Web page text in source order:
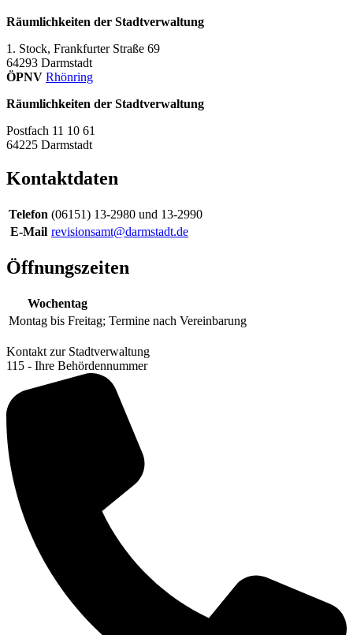
Räumlichkeiten der Stadtverwaltung
1. Stock, Frankfurter Straße 69
64293 Darmstadt
ÖPNV Rhönring
Räumlichkeiten der Stadtverwaltung
Postfach 11 10 61
64225 Darmstadt
Kontaktdaten
Telefon (06151) 13-2980 und 13-2990
E-Mail revisionsamt@darmstadt.de
Öffnungszeiten
Wochentag
Montag bis Freitag; Termine nach Vereinbarung
Kontakt zur Stadtverwaltung
115 - Ihre Behördennummer